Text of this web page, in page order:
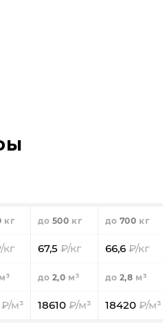
500 700
67,5 66,6
2,0 2,8
18610 18420